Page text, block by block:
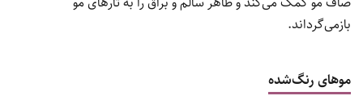
بازمی‌گرداند.
موهای رنگ‌شده